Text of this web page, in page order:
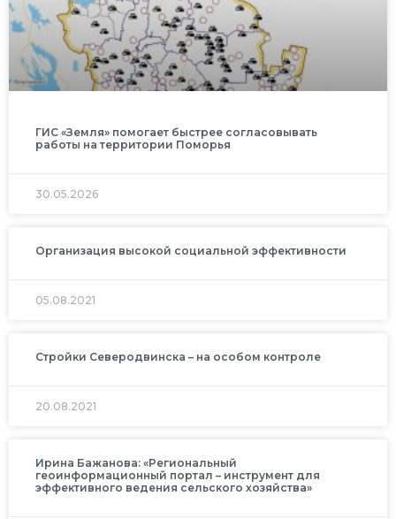
ГИС «Земля» помогает быстрее согласовывать
работы на территории Поморья
30.05.2026
Организация высокой социальной эффективности
05.08.2021
Стройки Северодвинска – на особом контроле
20.08.2021
Ирина Бажанова: «Региональный
геоинформационный портал – инструмент для
эффективного ведения сельского хозяйства»